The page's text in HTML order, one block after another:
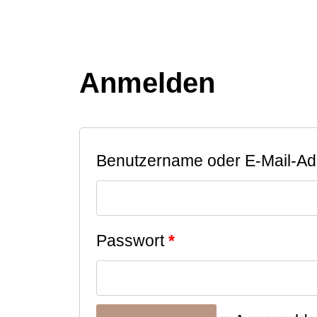
Anmelden
Benutzername oder E-Mail-
Passwort*